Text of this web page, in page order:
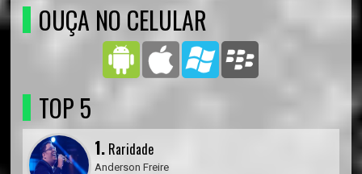
OUÇA NO CELULAR
TOP 5
1. Raridade
Anderson Freire